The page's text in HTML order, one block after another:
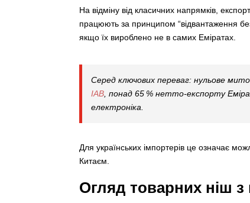
На відміну від класичних напрямків,
працюють за принципом “відвантаження
якщо їх вироблено не в самих Еміратах.
Серед ключових переваг: нульове
IAB , понад 65 % нетто-експорту
електроніка.
Для українських імпортерів це означає
Китаєм.
Огляд товарних ніш